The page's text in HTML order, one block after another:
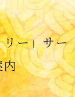
今をよくするTV
ー」サー
内